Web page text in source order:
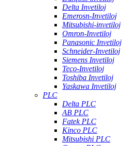
Delta Invetiloj
Emerosn-Invetiloj
Mitsubishi-invetiloj
Omron-Invetiloj
Panasonic Invetiloj
Schneider-Invetiloj
Siemens Invetiloj
Teco-Invetiloj
Toshiba Invetiloj
Yaskawa Invetiloj
PLC
Delta PLC
AB PLC
Fatek PLC
Kinco PLC
Mitsubishi PLC